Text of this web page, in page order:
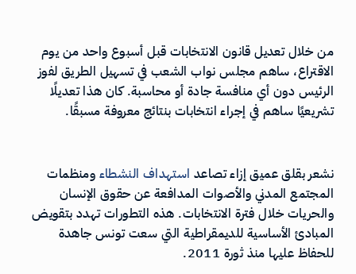
من خلال تعديل قانون الانتخابات قبل أسبوع واحد من يوم
الاقتراع، ساهم مجلس نواب الشعب في تسهيل الطريق لفوز
الرئيس دون أي منافسة جادة أو محاسبة. كان هذا تعديلًا
تشريعيًا ساهم في إجراء انتخابات بنتائج معروفة مسبقًا.
نشعر بقلق عميق إزاء تصاعد استهداف النشطاء ومنظمات
المجتمع المدني والأصوات المدافعة عن حقوق الإنسان
والحريات خلال فترة الانتخابات. هذه التطورات تهدد بتقويض
المبادئ الأساسية للديمقراطية التي سعت تونس جاهدة
للحفاظ عليها منذ ثورة 2011.